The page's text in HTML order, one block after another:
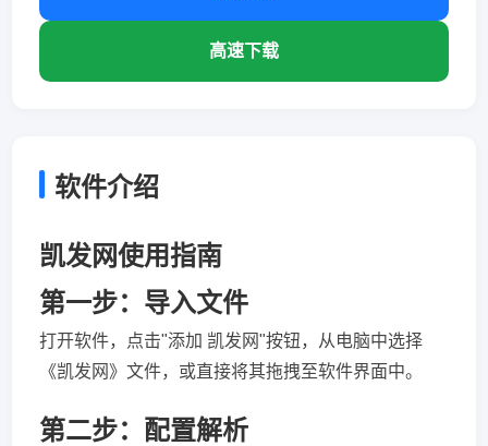
高速下载
软件介绍
凯发网使用指南
第一步：导入文件
打开软件，点击"添加 凯发网"按钮，从电脑中选择
《凯发网》文件，或直接将其拖拽至软件界面中。
第二步：配置解析